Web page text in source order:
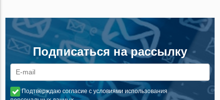
Подписаться на рассылку
Подтверждаю согласие с условиями использования